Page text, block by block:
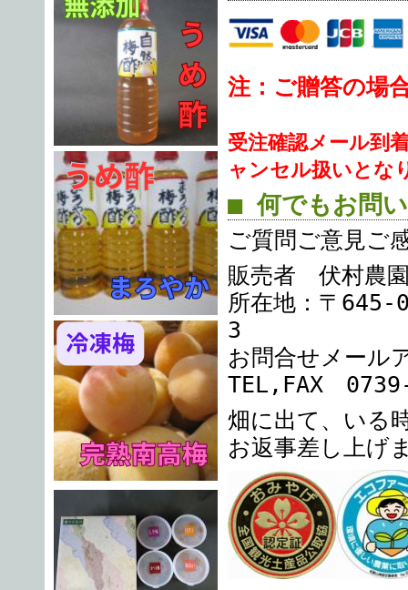
注：ご贈答の場
受注確認メール到
ャンセル扱いとな
■ 何でもお問
ご質問ご意見ご
販売者 伏村農
所在地：〒645-
3
お問合せメール
TEL,FAX
畑に出て、いる
お返事差し上げ